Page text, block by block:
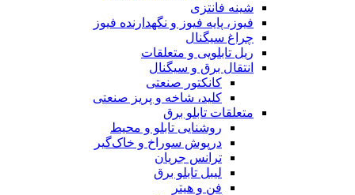
شینه فانتزی
فیوز، پایه فیوز و نگهدارنده فیوز
چراغ سیگنال
ریل تابلویی و متعلقات
انتقال برق و سیگنال
کانکتور صنعتی
کلید، شاخه و پریز صنعتی
متعلقات تابلو برق
روشنایی تابلو و محیط
درپوش سوراخ و خاک‌گیر
ترانس جریان
لیبل تابلو برق
فن و هیتر